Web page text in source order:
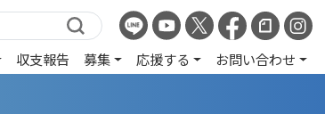
収支報告 募集 応援する お問い合わせ